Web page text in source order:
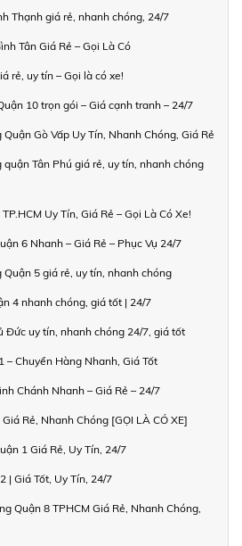
Thạnh giá rẻ, nhanh chóng, 24/7
Tân Giá Rẻ – Gọi Là Có
rẻ, uy tín – Gọi là có xe!
10 trọn gói – Giá cạnh tranh – 24/7
Gò Vấp Uy Tín, Nhanh Chóng, Giá Rẻ
Tân Phú giá rẻ, uy tín, nhanh chóng
Uy Tín, Giá Rẻ – Gọi Là Có Xe!
6 Nhanh – Giá Rẻ – Phục Vụ 24/7
5 giá rẻ, uy tín, nhanh chóng
4 nhanh chóng, giá tốt | 24/7
Đức uy tín, nhanh chóng 24/7, giá tốt
– Chuyển Hàng Nhanh, Giá Tốt
Chánh Nhanh – Giá Rẻ – 24/7
Rẻ, Nhanh Chóng [GỌI LÀ CÓ XE]
1 Giá Rẻ, Uy Tín, 24/7
| Giá Tốt, Uy Tín, 24/7
Quận 8 TPHCM Giá Rẻ, Nhanh Chóng,